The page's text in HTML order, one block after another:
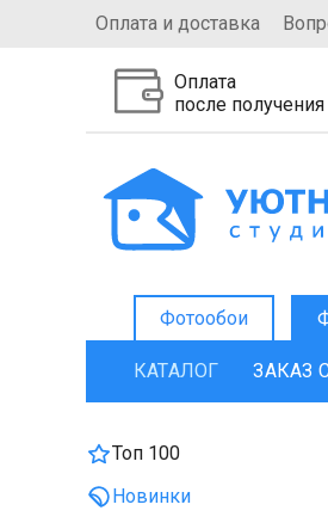
Оплата и доставка
Оплата
после получения
Фотообои
КАТАЛОГ ЗАКАЗ
Топ 100
Новинки